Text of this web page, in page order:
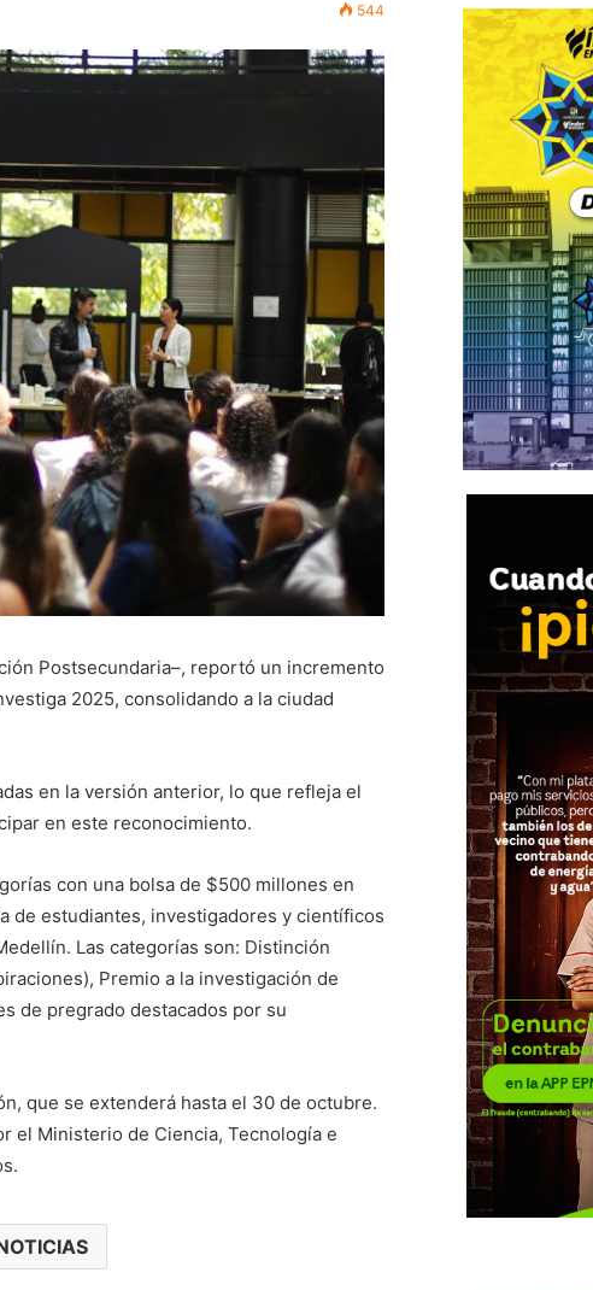
544
Postsecundaria–, reportó un incremento
2025, consolidando a la ciudad
en la versión anterior, lo que refleja el
en este reconocimiento.
con una bolsa de $500 millones en
de estudiantes, investigadores y científicos
Las categorías son: Distinción
Premio a la investigación de
de pregrado destacados por su
que se extenderá hasta el 30 de octubre.
el Ministerio de Ciencia, Tecnología e